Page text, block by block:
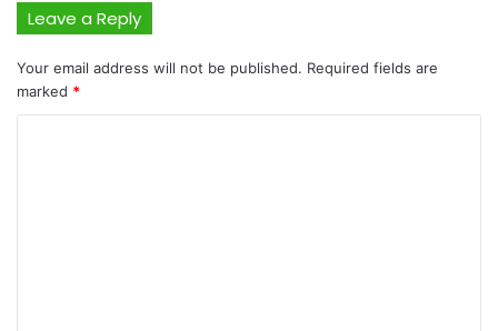
Leave a Reply
Your email address will not be published. Required fields are
marked *